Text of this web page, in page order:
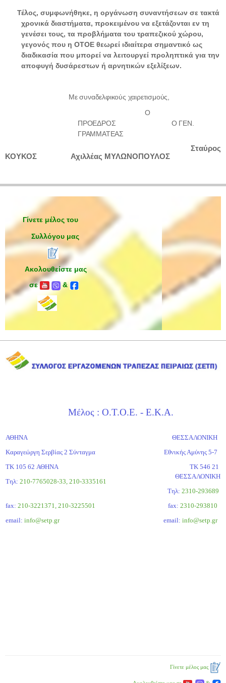
Τέλος, συμφωνήθηκε, η οργάνωση συναντήσεων σε τακτά
χρονικά διαστήματα, προκειμένου να εξετάζονται εν τη
γενέσει τους, τα προβλήματα του τραπεζικού χώρου,
γεγονός που η ΟΤΟΕ θεωρεί ιδιαίτερα σημαντικό ως
διαδικασία που μπορεί να λειτουργεί προληπτικά για την
αποφυγή δυσάρεστων ή αρνητικών εξελίξεων.
Με συναδελφικούς χαιρετισμούς,
Ο
ΠΡΟΕΔΡΟΣ Ο ΓΕΝ.
ΓΡΑΜΜΑΤΕΑΣ
Σταύρος
ΚΟΥΚΟΣ Αχιλλέας ΜΥΛΩΝΟΠΟΥΛΟΣ
Γίνετε μέλος του
Συλλόγου μας
Ακολουθείστε μας
σε
&
Μέλος : Ο.Τ.Ο.Ε. - Ε.Κ.Α.
ΑΘΗΝΑ
Καραγεώργη Σερβίας 2 Σύνταγμα
ΤΚ 105 62 ΑΘΗΝΑ
Τηλ: 210-7765028-33, 210-3335161
fax: 210-3221371, 210-3225501
email: info@setp.gr
ΘΕΣΣΑΛΟΝΙΚΗ
Εθνικής Αμύνης 5-7
ΤΚ 546 21
ΘΕΣΣΑΛΟΝΙΚΗ
Tηλ: 2310-293689
fax: 2310-293810
email: info@setp.gr
Γίνετε μέλος μας